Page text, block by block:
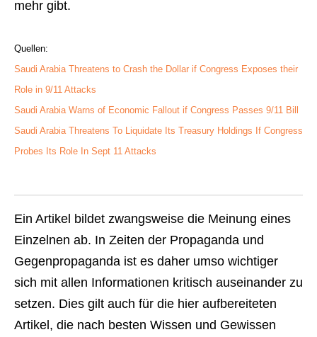
mehr gibt.
Quellen:
Saudi Arabia Threatens to Crash the Dollar if Congress Exposes their
Role in 9/11 Attacks
Saudi Arabia Warns of Economic Fallout if Congress Passes 9/11 Bill
Saudi Arabia Threatens To Liquidate Its Treasury Holdings If Congress
Probes Its Role In Sept 11 Attacks
Ein Artikel bildet zwangsweise die Meinung eines
Einzelnen ab. In Zeiten der Propaganda und
Gegenpropaganda ist es daher umso wichtiger
sich mit allen Informationen kritisch auseinander zu
setzen. Dies gilt auch für die hier aufbereiteten
Artikel, die nach besten Wissen und Gewissen